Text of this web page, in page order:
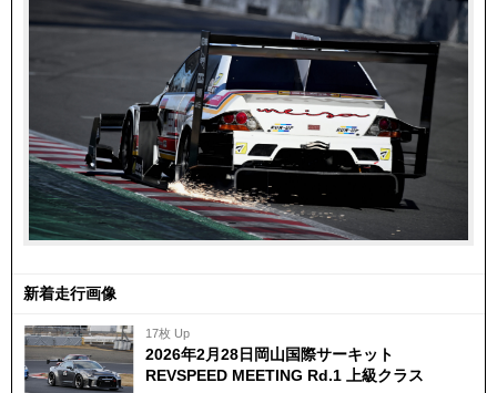
新着走行画像
17枚 Up
2026年2月28日岡山国際サーキット
REVSPEED MEETING Rd.1 上級クラス